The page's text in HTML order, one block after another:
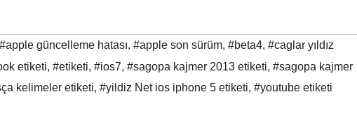
#apple güncelleme hatası, #apple son sürüm, #beta4, #caglar yıldız
etiketi, #etiketi, #ios7, #sagopa kajmer 2013 etiketi, #sagopa kajmer
kelimeler etiketi, #yildiz Net ios iphone 5 etiketi, #youtube etiketi